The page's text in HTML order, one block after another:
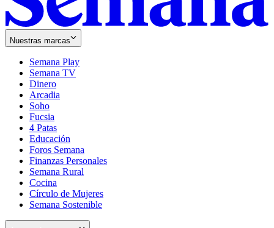
Nuestras marcas
Semana Play
Semana TV
Dinero
Arcadia
Soho
in
new
window
Fucsia
in
new
window
4 Patas
Educación
Foros Semana
Finanzas Personales
Semana Rural
Cocina
Círculo de Mujeres
Semana Sostenible